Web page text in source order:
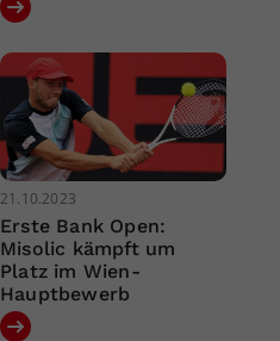
21.10.2023
Erste Bank Open:
Misolic kämpft um
Platz im Wien-
Hauptbewerb